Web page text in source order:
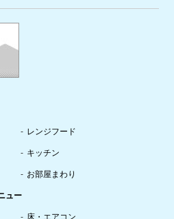
レンジフード
キッチン
お部屋まわり
ュー
床・エアコン